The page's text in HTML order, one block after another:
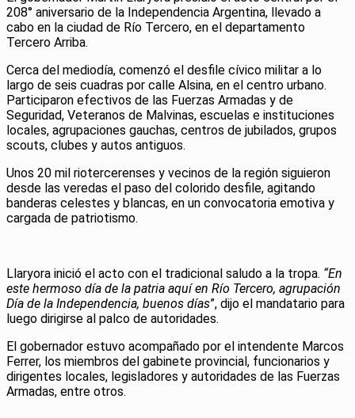
208° aniversario de la Independencia Argentina, llevado a
cabo en la ciudad de Río Tercero, en el departamento
Tercero Arriba.
Cerca del mediodía, comenzó el desfile cívico militar a lo
largo de seis cuadras por calle Alsina, en el centro urbano.
Participaron efectivos de las Fuerzas Armadas y de
Seguridad, Veteranos de Malvinas, escuelas e instituciones
locales, agrupaciones gauchas, centros de jubilados, grupos
scouts, clubes y autos antiguos.
Unos 20 mil riotercerenses y vecinos de la región siguieron
desde las veredas el paso del colorido desfile, agitando
banderas celestes y blancas, en un convocatoria emotiva y
cargada de patriotismo.
Llaryora inició el acto con el tradicional saludo a la tropa. “En
este hermoso día de la patria aquí en Río Tercero, agrupación
Día de la Independencia, buenos días”, dijo el mandatario para
luego dirigirse al palco de autoridades.
El gobernador estuvo acompañado por el intendente Marcos
Ferrer, los miembros del gabinete provincial, funcionarios y
dirigentes locales, legisladores y autoridades de las Fuerzas
Armadas, entre otros.